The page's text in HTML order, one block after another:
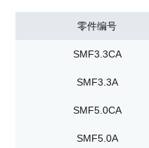
零件编号
SMF3.3CA
SMF3.3A
SMF5.0CA
SMF5.0A